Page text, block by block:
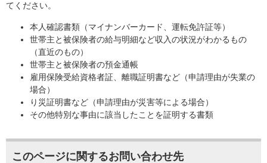
てください。
本人確認書類（マイナンバーカード、運転免許証等）
世帯主と被保険者の給与明細など収入の状況がわかるもの
（直近のもの）
世帯主と被保険者の預金通帳
雇用保険受給資格者証、離職証明書など（申請理由が失業の
場合）
り災証明書など（申請理由が災害等による場合）
その他特別な事由に該当したことを証明する書類
このページに関するお問い合わせ先